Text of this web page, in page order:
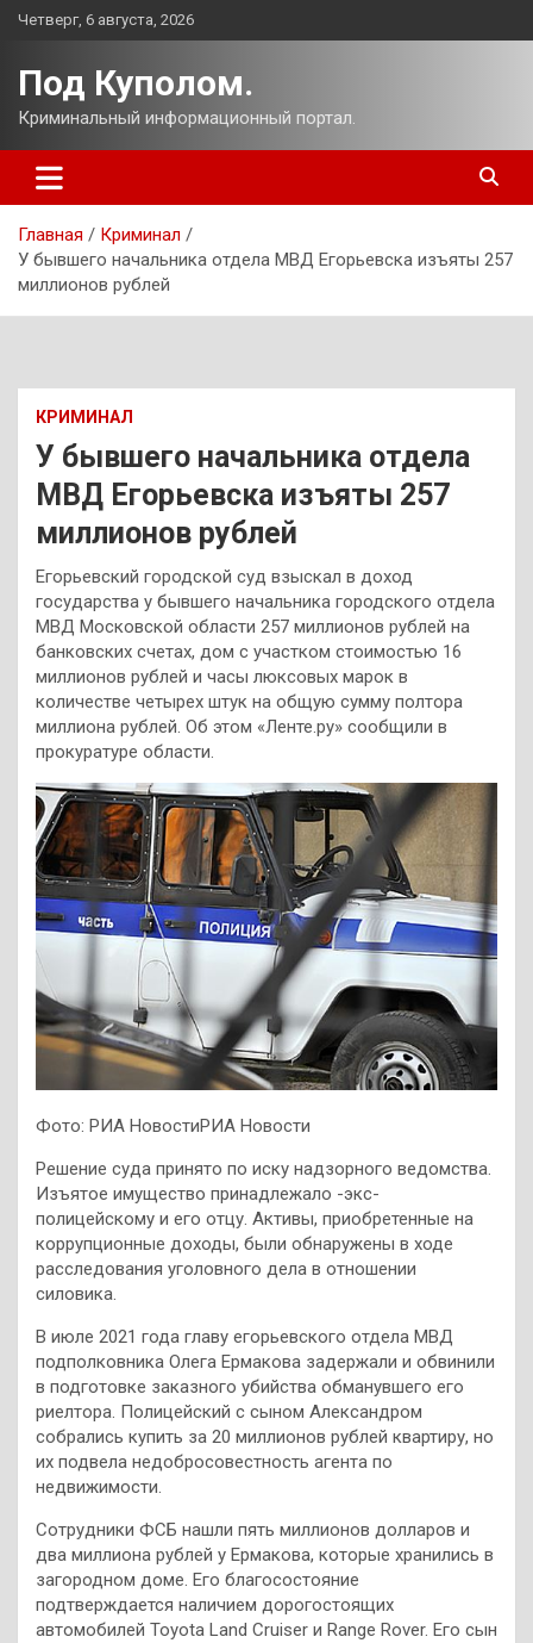
Перейти
Четверг, 6 августа, 2026
Под Куполом.
Криминальный информационный портал.
Главная
Криминал
У бывшего начальника отдела МВД Егорьевска изъяты 257
миллионов рублей
КРИМИНАЛ
У бывшего начальника отдела
МВД Егорьевска изъяты 257
миллионов рублей
Егорьевский городской суд взыскал в доход
государства у бывшего начальника городского отдела
МВД Московской области 257 миллионов рублей на
банковских счетах, дом с участком стоимостью 16
миллионов рублей и часы люксовых марок в
количестве четырех штук на общую сумму полтора
миллиона рублей. Об этом «Ленте.ру» сообщили в
прокуратуре области.
Фото: РИА НовостиРИА Новости
Решение суда принято по иску надзорного ведомства.
Изъятое имущество принадлежало -экс-
полицейскому и его отцу. Активы, приобретенные на
коррупционные доходы, были обнаружены в ходе
расследования уголовного дела в отношении
силовика.
В июле 2021 года главу егорьевского отдела МВД
подполковника Олега Ермакова задержали и обвинили
в подготовке заказного убийства обманувшего его
риелтора. Полицейский с сыном Александром
собрались купить за 20 миллионов рублей квартиру, но
их подвела недобросовестность агента по
недвижимости.
Сотрудники ФСБ нашли пять миллионов долларов и
два миллиона рублей у Ермакова, которые хранились в
загородном доме. Его благосостояние
подтверждается наличием дорогостоящих
автомобилей Toyota Land Cruiser и Range Rover. Его сын